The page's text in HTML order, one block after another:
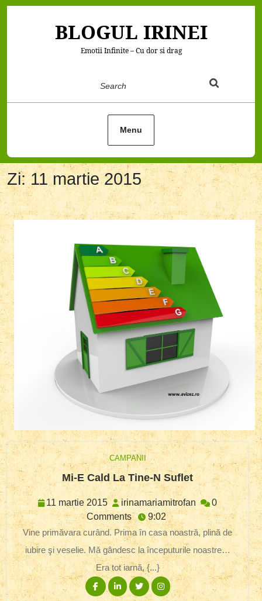
Skip
BLOGUL IRINEI
Emotii Infinite – Cu dor si drag
Menu
Zi:11 martie 2015
CAMPANII
Mi-E Cald La Tine-N SufletMi-
E
Cald
La
Tine-
N
Suflet
11 martie 2015 11
martie
2015
irinamariamitrofan
0
Comments
9:02
Vine primăvara curând. Prima în casa noastră, plină de
iubire şi veselie. Mă gândesc la începuturile noastre…
Era tot iarnă, {...}
Facebook
Linkedin
TwitterInstagram